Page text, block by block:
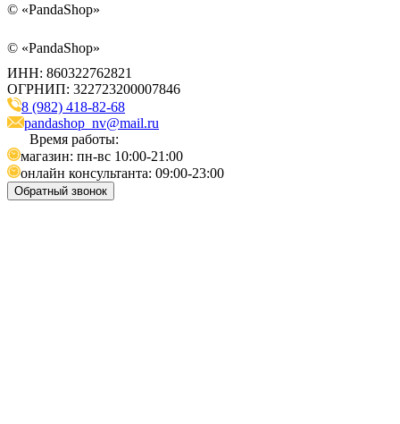
© «PandaShop»
© «PandaShop»
ИНН: 860322762821
ОГРНИП: 322723200007846
8 (982) 418-82-68
pandashop_nv@mail.ru
Время работы:
магазин: пн-вс 10:00-21:00
онлайн консультанта: 09:00-23:00
Обратный звонок